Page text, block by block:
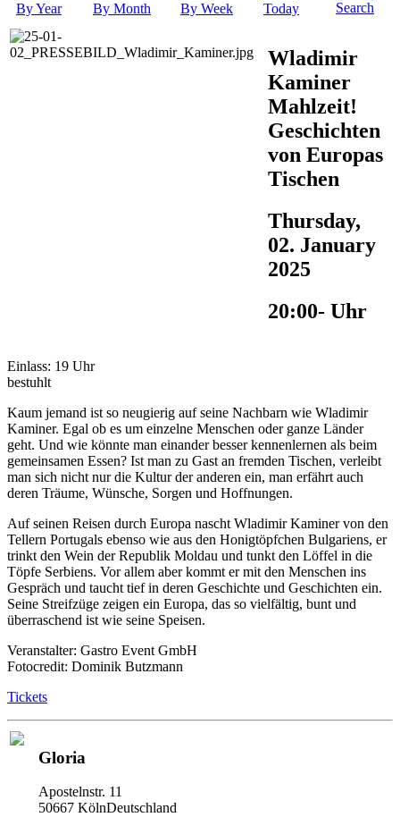
By Year By Month By Week Today Search
Wladimir
Kaminer
Mahlzeit!
Geschichten
von Europas
Tischen
Thursday,
02. January
2025
20:00- Uhr
Einlass: 19 Uhr
bestuhlt
Kaum jemand ist so neugierig auf seine Nachbarn wie Wladimir
Kaminer. Egal ob es um einzelne Menschen oder ganze Länder
geht. Und wie könnte man einander besser kennenlernen als beim
gemeinsamen Essen? Ist man zu Gast an fremden Tischen, verleibt
man sich nicht nur die Kultur der anderen ein, man erfährt auch
deren Träume, Wünsche, Sorgen und Hoffnungen.
Auf seinen Reisen durch Europa nascht Wladimir Kaminer von den
Tellern Portugals ebenso wie aus den Honigtöpfchen Bulgariens, er
trinkt den Wein der Republik Moldau und tunkt den Löffel in die
Töpfe Serbiens. Vor allem aber kommt er mit den Menschen ins
Gespräch und taucht tief in deren Geschichte und Geschichten ein.
Seine Streifzüge zeigen ein Europa, das so vielfältig, bunt und
überraschend ist wie seine Speisen.
Veranstalter: Gastro Event GmbH
Fotocredit: Dominik Butzmann
Tickets
Gloria
Apostelnstr. 11
50667 KölnDeutschland